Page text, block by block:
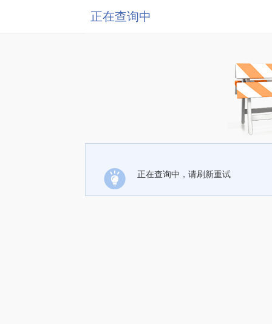
正在查询中
正在查询中，请刷新重试